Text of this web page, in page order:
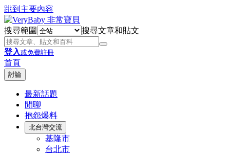
跳到主要內容
搜尋範圍 搜尋文章和貼文
登入或免費註冊
首頁
討論
最新話題
閒聊
抱怨爆料
北台灣交流
基隆市
台北市